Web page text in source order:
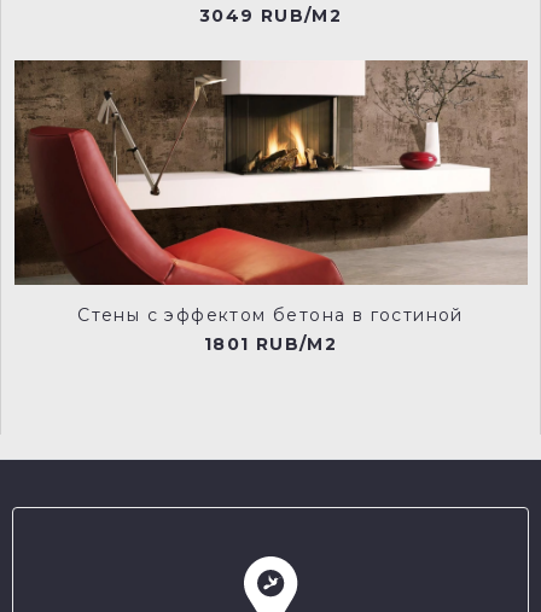
3049 RUB/M2
Стены с эффектом бетона в гостиной
1801 RUB/M2